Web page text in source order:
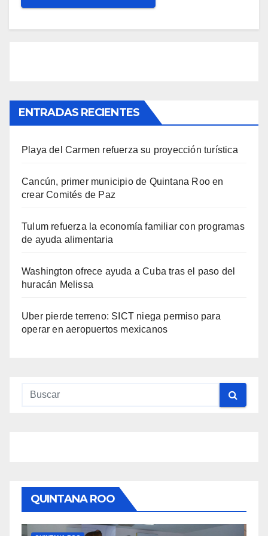
ENTRADAS RECIENTES
Playa del Carmen refuerza su proyección turística
Cancún, primer municipio de Quintana Roo en
crear Comités de Paz
Tulum refuerza la economía familiar con programas
de ayuda alimentaria
Washington ofrece ayuda a Cuba tras el paso del
huracán Melissa
Uber pierde terreno: SICT niega permiso para
operar en aeropuertos mexicanos
QUINTANA ROO